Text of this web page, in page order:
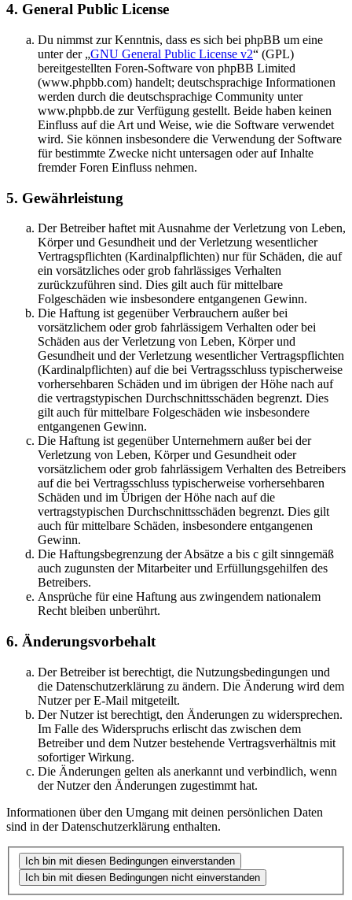
4. General Public License
Du nimmst zur Kenntnis, dass es sich bei phpBB um eine
unter der „GNU General Public License v2“ (GPL)
bereitgestellten Foren-Software von phpBB Limited
(www.phpbb.com) handelt; deutschsprachige Informationen
werden durch die deutschsprachige Community unter
www.phpbb.de zur Verfügung gestellt. Beide haben keinen
Einfluss auf die Art und Weise, wie die Software verwendet
wird. Sie können insbesondere die Verwendung der Software
für bestimmte Zwecke nicht untersagen oder auf Inhalte
fremder Foren Einfluss nehmen.
5. Gewährleistung
Der Betreiber haftet mit Ausnahme der Verletzung von Leben,
Körper und Gesundheit und der Verletzung wesentlicher
Vertragspflichten (Kardinalpflichten) nur für Schäden, die auf
ein vorsätzliches oder grob fahrlässiges Verhalten
zurückzuführen sind. Dies gilt auch für mittelbare
Folgeschäden wie insbesondere entgangenen Gewinn.
Die Haftung ist gegenüber Verbrauchern außer bei
vorsätzlichem oder grob fahrlässigem Verhalten oder bei
Schäden aus der Verletzung von Leben, Körper und
Gesundheit und der Verletzung wesentlicher Vertragspflichten
(Kardinalpflichten) auf die bei Vertragsschluss typischerweise
vorhersehbaren Schäden und im übrigen der Höhe nach auf
die vertragstypischen Durchschnittsschäden begrenzt. Dies
gilt auch für mittelbare Folgeschäden wie insbesondere
entgangenen Gewinn.
Die Haftung ist gegenüber Unternehmern außer bei der
Verletzung von Leben, Körper und Gesundheit oder
vorsätzlichem oder grob fahrlässigem Verhalten des Betreibers
auf die bei Vertragsschluss typischerweise vorhersehbaren
Schäden und im Übrigen der Höhe nach auf die
vertragstypischen Durchschnittsschäden begrenzt. Dies gilt
auch für mittelbare Schäden, insbesondere entgangenen
Gewinn.
Die Haftungsbegrenzung der Absätze a bis c gilt sinngemäß
auch zugunsten der Mitarbeiter und Erfüllungsgehilfen des
Betreibers.
Ansprüche für eine Haftung aus zwingendem nationalem
Recht bleiben unberührt.
6. Änderungsvorbehalt
Der Betreiber ist berechtigt, die Nutzungsbedingungen und
die Datenschutzerklärung zu ändern. Die Änderung wird dem
Nutzer per E-Mail mitgeteilt.
Der Nutzer ist berechtigt, den Änderungen zu widersprechen.
Im Falle des Widerspruchs erlischt das zwischen dem
Betreiber und dem Nutzer bestehende Vertragsverhältnis mit
sofortiger Wirkung.
Die Änderungen gelten als anerkannt und verbindlich, wenn
der Nutzer den Änderungen zugestimmt hat.
Informationen über den Umgang mit deinen persönlichen Daten
sind in der Datenschutzerklärung enthalten.